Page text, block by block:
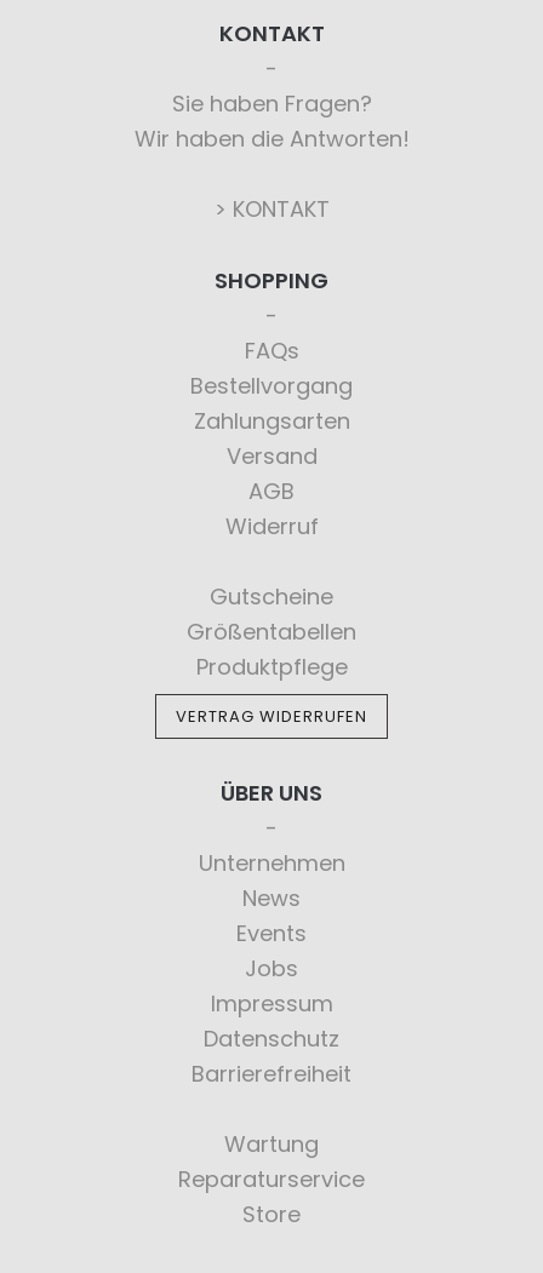
KONTAKT
Sie haben Fragen?
Wir haben die Antworten!
> KONTAKT
SHOPPING
FAQs
Bestellvorgang
Zahlungsarten
Versand
AGB
Widerruf
Gutscheine
Größentabellen
Produktpflege
VERTRAG WIDERRUFEN
ÜBER UNS
Unternehmen
News
Events
Jobs
Impressum
Datenschutz
Barrierefreiheit
Wartung
Reparaturservice
Store